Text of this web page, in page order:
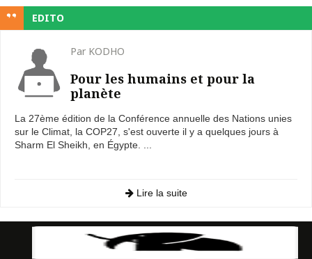
EDITO
Par KODHO
Pour les humains et pour la
planète
La 27ème édition de la Conférence annuelle des Nations unies
sur le Climat, la COP27, s'est ouverte il y a quelques jours à
Sharm El Sheikh, en Égypte. ...
Lire la suite